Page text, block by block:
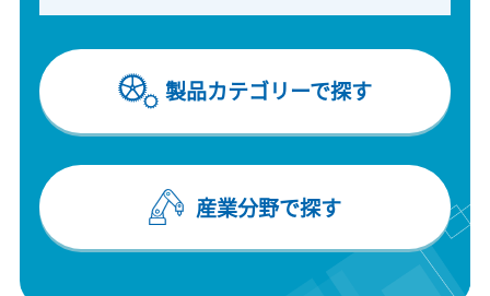
製品カテゴリーで探す
産業分野で探す